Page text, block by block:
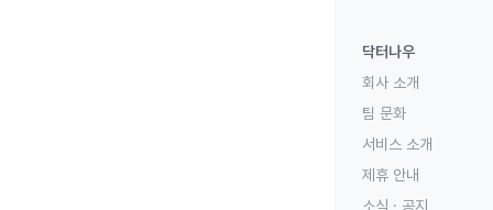
닥터나우
회사 소개
팀 문화
서비스 소개
제휴 안내
소식 · 공지